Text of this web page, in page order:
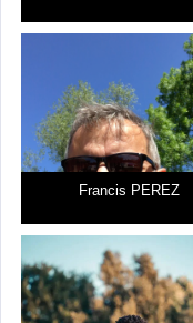
Francis PEREZ